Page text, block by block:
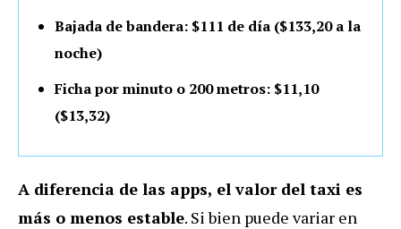
Bajada de bandera: $111 de día ($133,20 a la
noche)
Ficha por minuto o 200 metros: $11,10
($13,32)
A diferencia de las apps, el valor del taxi es
más o menos estable. Si bien puede variar en